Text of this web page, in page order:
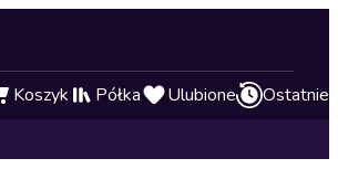
Koszyk Półka Ulubione Ostatnie